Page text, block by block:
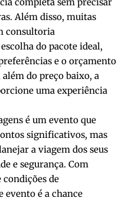
Além disso, muitas
consultoria
do pacote ideal,
e o orçamento
do preço baixo, a
uma experiência
é um evento que
significativos, mas
a viagem dos seus
e segurança. Com
condições de
evento é a chance